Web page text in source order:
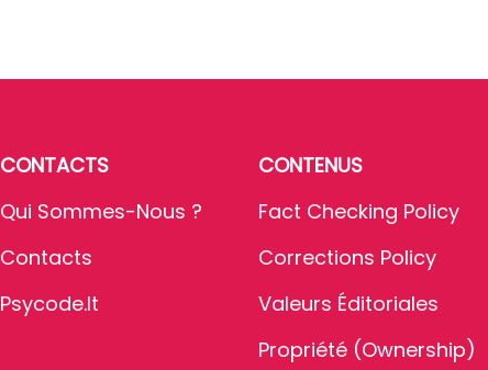
CONTACTS
Qui Sommes-Nous ?
Contacts
Psycode.it
CONTENUS
Fact Checking Policy
Corrections Policy
Valeurs Éditoriales
Propriété (Ownership)